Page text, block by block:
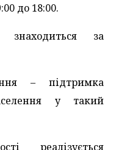
до 18:00.
знаходиться за
– підтримка
у такий
реалізується